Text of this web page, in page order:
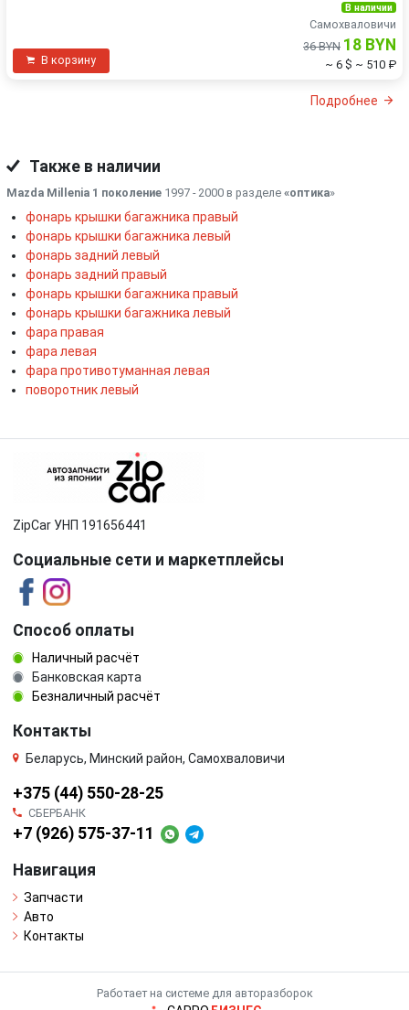
В корзину
В наличии
Самохваловичи
36 BYN 18 BYN
~ 6 $ ~ 510 ₽
Подробнее
Также в наличии
Mazda Millenia 1 поколение 1997 - 2000 в разделе «оптика»
фонарь крышки багажника правый
фонарь крышки багажника левый
фонарь задний левый
фонарь задний правый
фонарь крышки багажника правый
фонарь крышки багажника левый
фара правая
фара левая
фара противотуманная левая
поворотник левый
ZipCar УНП 191656441
Социальные сети и маркетплейсы
Способ оплаты
Наличный расчёт
Банковская карта
Безналичный расчёт
Контакты
Беларусь, Минский район, Самохваловичи
+375 (44) 550-28-25
СБЕРБАНК
+7 (926) 575-37-11
Навигация
Запчасти
Авто
Контакты
Работает на системе для авторазборок